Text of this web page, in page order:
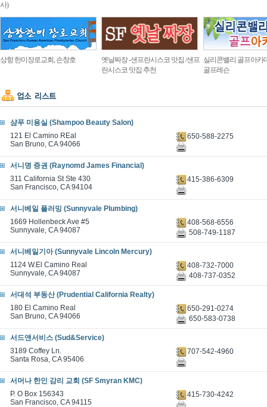
사)
상항 한미장로교회, 손창호
옛날짜장 -샌프란시스코 맛집 /샌프
란시스코 맛집 추천
실리콘밸리 골프아카
골프레슨
샴푸 미용실 (Shampoo Beauty Salon)
121 El Camino REal
San Bruno, CA 94066
650-588-2275
서니명 증권 (Raynomd James Financial)
311 California St Ste 430
San Francisco, CA 94104
415-386-6309
서니베일 플러밍 (Sunnyvale Plumbing)
1669 Hollenbeck Ave #5
Sunnyvale, CA 94087
408-568-6556
508-749-1187
서니베일기아 (Sunnyvale Lincoln Mercury)
1124 W.El Camino Real
Sunnyvale, CA 94087
408-732-7000
408-737-0352
서대석 부동산 (Prudential California Realty)
180 El Camino Real
San Bruno, CA 94066
650-291-0274
650-583-0738
서드앤서비스 (Sud&Service)
3189 Coffey Ln.
Santa Rosa, CA 95406
707-542-4960
서머나 한인 감리 교회 (SF Smyran KMC)
P. O Box 156343
San Francisco, CA 94115
415-730-4242